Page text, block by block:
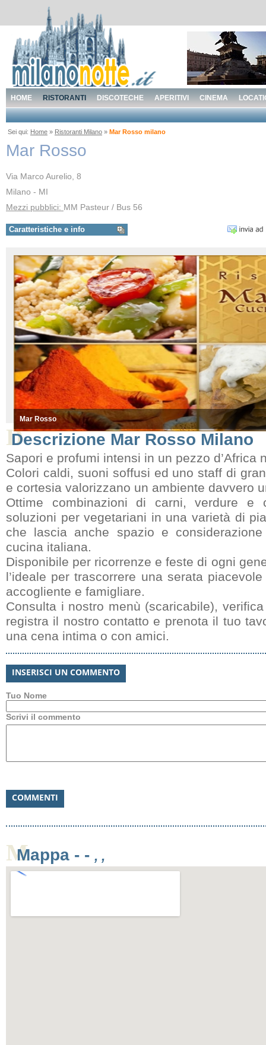
HOME RISTORANTI DISCOTECHE APERITIVI CINEMA
Sei qui: Home » Ristoranti Milano » Mar Rosso milano
Mar Rosso
Via Marco Aurelio, 8
Milano - MI
Mezzi pubblici: MM Pasteur / Bus 56
Caratteristiche e info
Mar Rosso
D
Descrizione Mar Rosso Milano
Sapori e profumi intensi in un pezzo d’Africa
Colori caldi, suoni soffusi ed uno staff di
e cortesia valorizzano un ambiente davvero
Ottime combinazioni di carni, verdure
soluzioni per vegetariani in una varietà di
che lascia anche spazio e
cucina italiana.
Disponibile per ricorrenze e feste di ogni
l’ideale per trascorrere una serata
accogliente e famigliare.
Consulta i nostro menù (scaricabile),
registra il nostro contatto e prenota il tuo
una cena intima o con amici.
INSERISCI UN COMMENTO
Tuo Nome
Scrivi il commento
COMMENTI
MMappa - - , ,